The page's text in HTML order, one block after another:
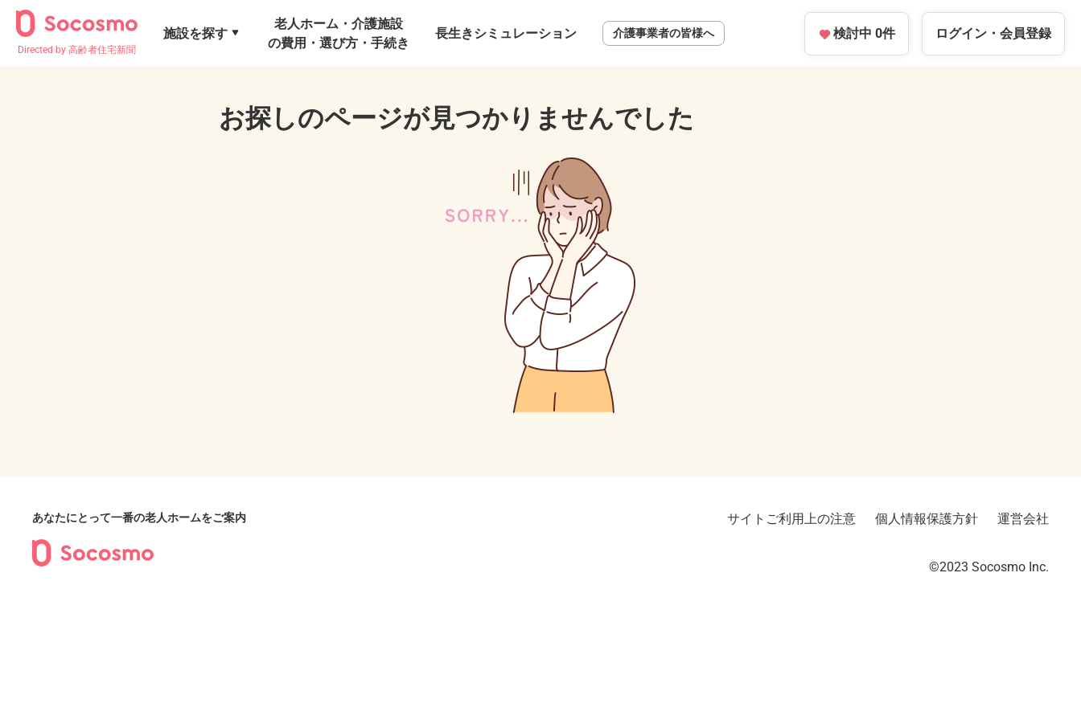
Directed by 高齢者住宅新聞
施設を探す
老人ホーム・介護施設
の費用・選び方・手続き
長生きシミュレーション 介護事業者の皆様へ 検討中 0件 ログイン・ 会員登録
お探しのページが見つかりませんでした
あなたにとって一番の老人ホームをご案内 サイトご利用上の注意 個人情報保護方針 運営会社
©2023︎ Socosmo Inc.